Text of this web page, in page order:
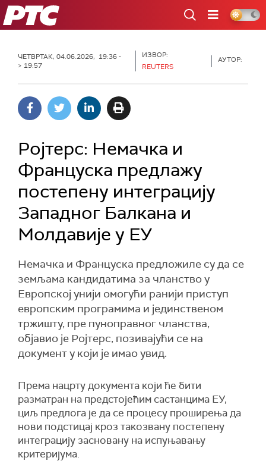
РТС
ЧЕТВРТАК, 04.06.2026, 19:36 -
> 19:57
ИЗВОР:
REUTERS
АУТОР:
Ројтерс: Немачка и
Француска предлажу
постепену интеграцију
Западног Балкана и
Молдавије у ЕУ
Немачка и Француска предложиле су да се
земљама кандидатима за чланство у
Европској унији омогући ранији приступ
европским програмима и јединственом
тржишту, пре пуноправног чланства,
објавио је Ројтерс, позивајући се на
документ у који је имао увид.
Према нацрту документа који ће бити
разматран на предстојећим састанцима ЕУ,
циљ предлога је да се процесу проширења да
нови подстицај кроз такозвану постепену
интеграцију засновану на испуњавању
критеријума.